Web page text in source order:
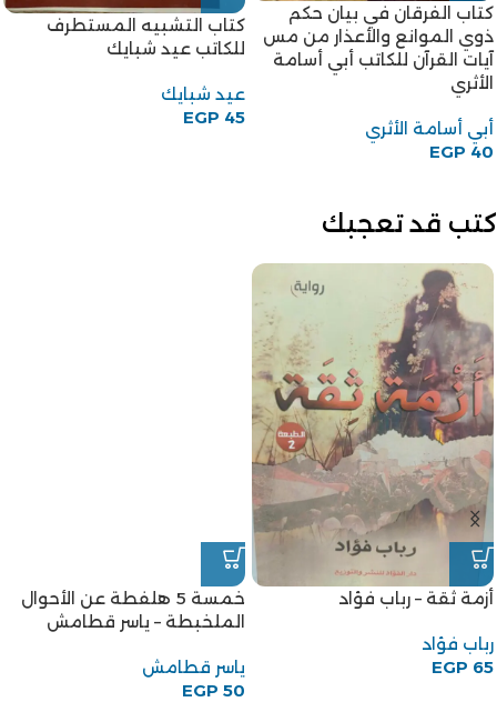
كتاب الفرقان في بيان حكم
ذوي الموانع والأعذار من مس
آيات القرآن للكاتب أبي أسامة
الأثري
أبي أسامة الأثري
EGP 40
كتاب التشبيه المستطرف
للكاتب عيد شبايك
عيد شبايك
EGP 45
كتب قد تعجبك
أزمة ثقة – رباب فؤاد
رباب فؤاد
EGP 65
خمسة 5 هلفطة عن الأحوال
الملخبطة – ياسر قطامش
ياسر قطامش
EGP 50